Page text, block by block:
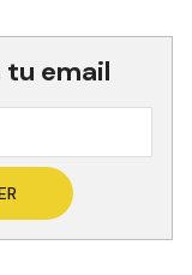
tu email